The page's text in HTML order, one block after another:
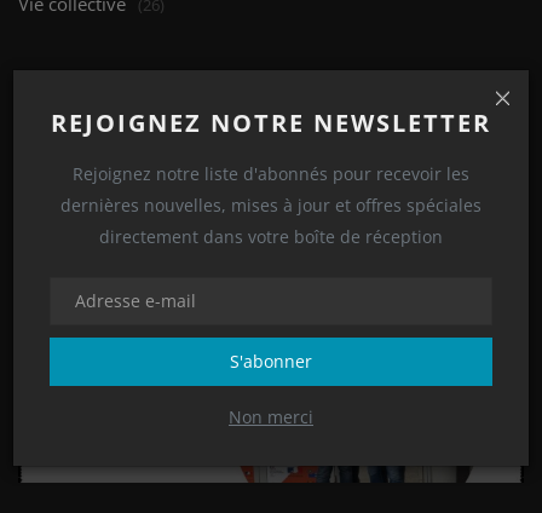
REJOIGNEZ NOTRE NEWSLETTER
Rejoignez notre liste d'abonnés pour recevoir les
dernières nouvelles, mises à jour et offres spéciales
directement dans votre boîte de réception
S'abonner
Non merci
(26)